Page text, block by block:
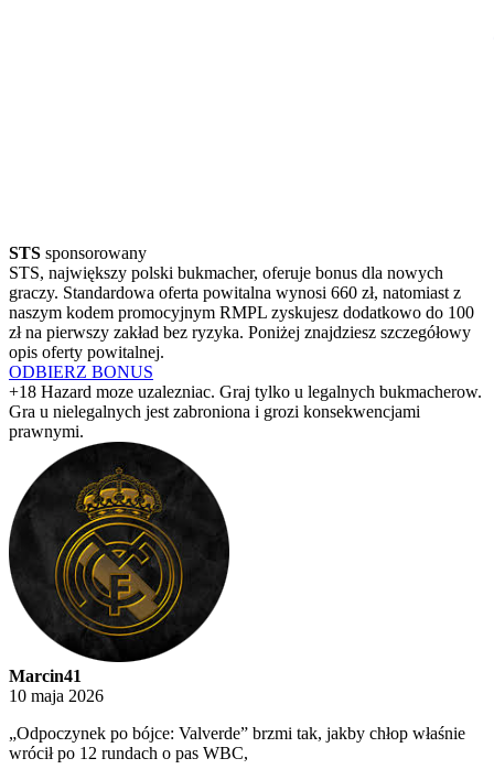
STS sponsorowany
STS, największy polski bukmacher, oferuje bonus dla nowych
graczy. Standardowa oferta powitalna wynosi 660 zł, natomiast z
naszym kodem promocyjnym RMPL zyskujesz dodatkowo do 100
zł na pierwszy zakład bez ryzyka. Poniżej znajdziesz szczegółowy
opis oferty powitalnej.
ODBIERZ BONUS
+18 Hazard moze uzalezniac. Graj tylko u legalnych bukmacherow.
Gra u nielegalnych jest zabroniona i grozi konsekwencjami
prawnymi.
Marcin41
10 maja 2026
„Odpoczynek po bójce: Valverde” brzmi tak, jakby chłop właśnie
wrócił po 12 rundach o pas WBC,